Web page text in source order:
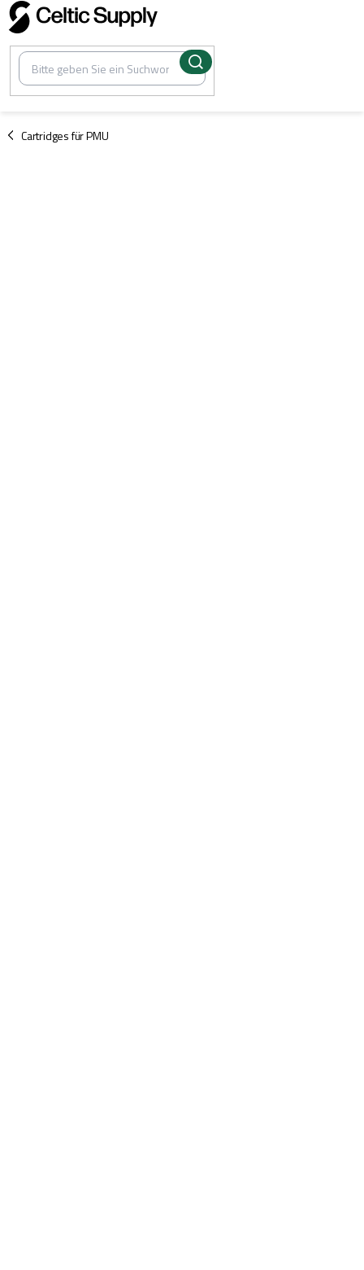
Zum
Inhalt
springen
Cartridges für PMU
/